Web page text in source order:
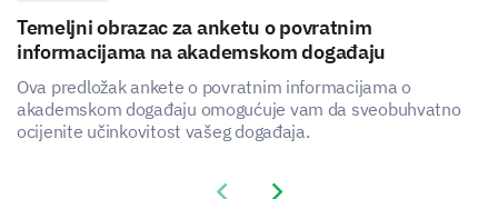
Temeljni obrazac za anketu o povratnim
informacijama na akademskom događaju
Ova predložak ankete o povratnim informacijama o
akademskom događaju omogućuje vam da sveobuhvatno
ocijenite učinkovitost vašeg događaja.
Previous slide
Next slide